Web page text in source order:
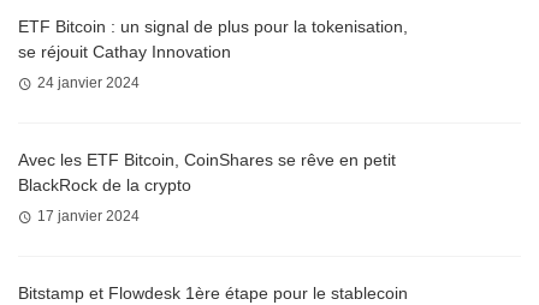
ETF Bitcoin : un signal de plus pour la tokenisation,
se réjouit Cathay Innovation
24 janvier 2024
Avec les ETF Bitcoin, CoinShares se rêve en petit
BlackRock de la crypto
17 janvier 2024
Bitstamp et Flowdesk 1ère étape pour le stablecoin